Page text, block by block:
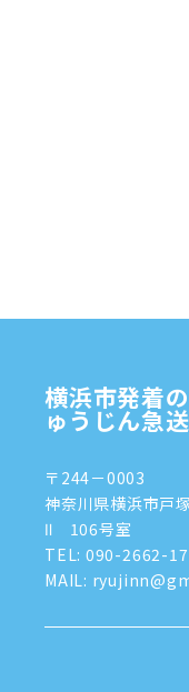
横浜市発着
ゅうじん急
〒244－0003
神奈川県横浜市戸
Ⅱ 106号室
TEL: 090-2662-
MAIL: